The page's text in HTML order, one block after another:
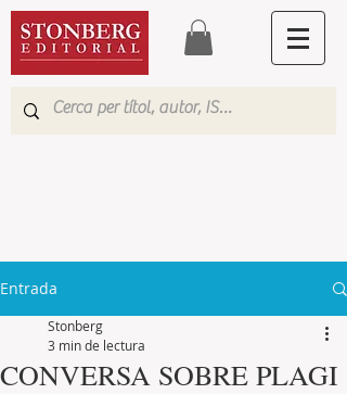
Entrada
CONVERSA SOBRE PLAGI
Stonberg
3 min de lectura